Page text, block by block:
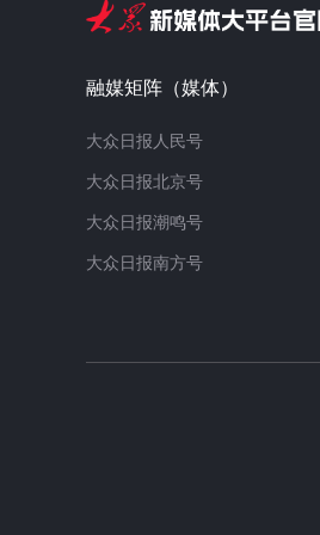
融媒矩阵（媒体）
大众日报人民号
大众日报北京号
大众日报潮鸣号
大众日报南方号